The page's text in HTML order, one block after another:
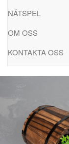
NÄTSPEL
OM OSS
KONTAKTA OSS